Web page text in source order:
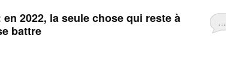
…
2022, la seule chose qui reste à
battre